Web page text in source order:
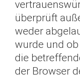
überprüft
weder
wurde und
die
der Browser